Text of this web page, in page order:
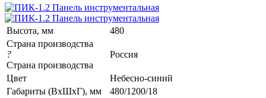
Высота, мм
480
Страна производства
?
Страна производства
Россия
Цвет
Небесно-синий
Габариты (ВхШхГ), мм
480/1200/18